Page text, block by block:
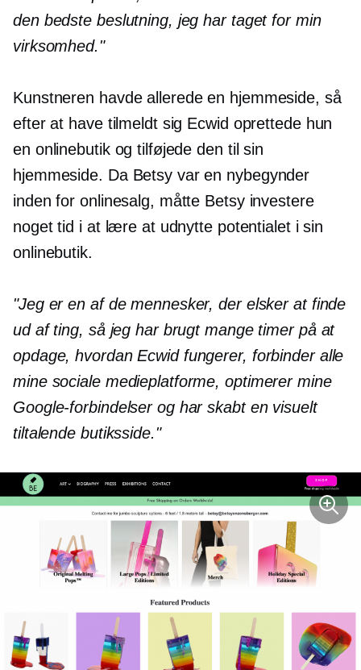
den bedste beslutning, jeg har taget for min
virksomhed."
Kunstneren havde allerede en hjemmeside, så
efter at have tilmeldt sig Ecwid oprettede hun
en onlinebutik og tilføjede den til sin
hjemmeside. Da Betsy var en nybegynder
inden for onlinesalg, måtte Betsy investere
noget tid i at lære at udnytte potentialet i sin
onlinebutik.
"Jeg er en af ​​de mennesker, der elsker at finde
ud af ting, så jeg har brugt mange timer på at
opdage, hvordan Ecwid fungerer, forbinder alle
mine sociale medieplatforme, optimerer mine
Google-forbindelser og har skabt en visuelt
tiltalende butiksside."